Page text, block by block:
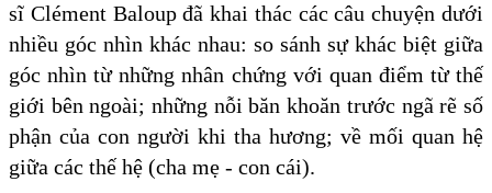
sĩ Clément Baloup đã khai thác các câu chuyện dưới
nhiều góc nhìn khác nhau: so sánh sự khác biệt giữa
góc nhìn từ những nhân chứng với quan điểm từ thế
giới bên ngoài; những nỗi băn khoăn trước ngã rẽ số
phận của con người khi tha hương; về mối quan hệ
giữa các thế hệ (cha mẹ - con cái).